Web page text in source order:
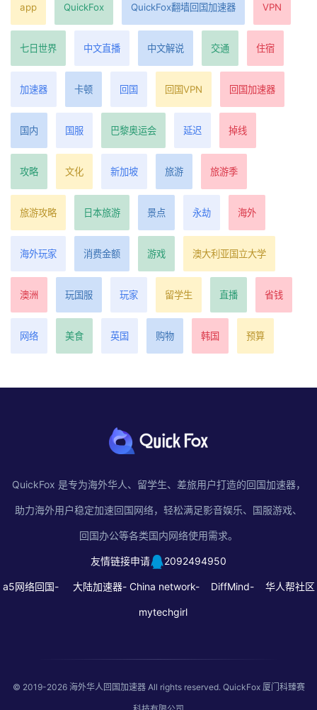
app QuickFox QuickFox翻墙回国加速器 VPN
七日世界 中文直播 中文解说 交通 住宿
加速器 卡顿 回国 回国VPN 回国加速器
国内 国服 巴黎奥运会 延迟 掉线
攻略 文化 新加坡 旅游 旅游季
旅游攻略 日本旅游 景点 永劫 海外
海外玩家 消费金额 游戏 澳大利亚国立大学
澳洲 玩国服 玩家 留学生 直播 省钱
网络 美食 英国 购物 韩国 预算
QuickFox 是专为海外华人、留学生、差旅用户打造的回国加速器，
助力海外用户稳定加速回国网络，轻松满足影音娱乐、国服游戏、
回国办公等各类国内网络使用需求。
友情链接申请 2092494950
a5网络回国- 大陆加速器- China network- DiffMind- 华人帮社区
mytechgirl
© 2019-2026 海外华人回国加速器All rights reserved. QuickFox 厦门科臻赛